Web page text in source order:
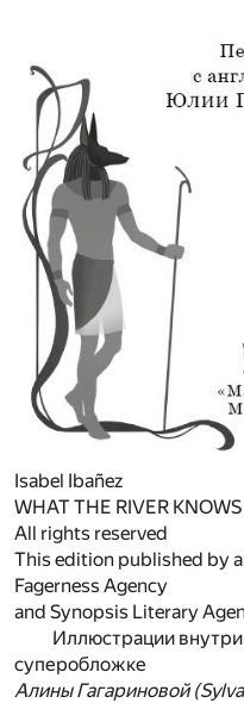
Isabel Ibañez
WHAT THE RIVER KNOWS
All rights reserved
This edition published by
Fagerness Agency
and Synopsis Literary
Иллюстрации
суперобложке
Алины Гагариновой